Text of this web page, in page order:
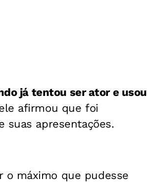
já tentou ser ator e usou
afirmou que foi
suas apresentações.
o máximo que pudesse